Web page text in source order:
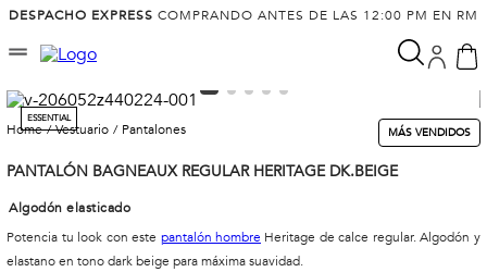
DESPACHO EXPRESS COMPRANDO ANTES DE LAS 12:00 PM EN RM
ESSENTIAL
vestuario pantalones MÁS VENDIDOS
PANTALÓN BAGNEAUX REGULAR HERITAGE DK.BEIGE
Algodón elasticado
Potencia tu look con este pantalón hombre Heritage de calce regular. Algodón y
elastano en tono dark beige para máxima suavidad.